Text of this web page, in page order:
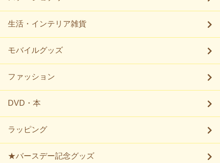
生活・インテリア雑貨
モバイルグッズ
ファッション
DVD・本
ラッピング
★バースデー記念グッズ